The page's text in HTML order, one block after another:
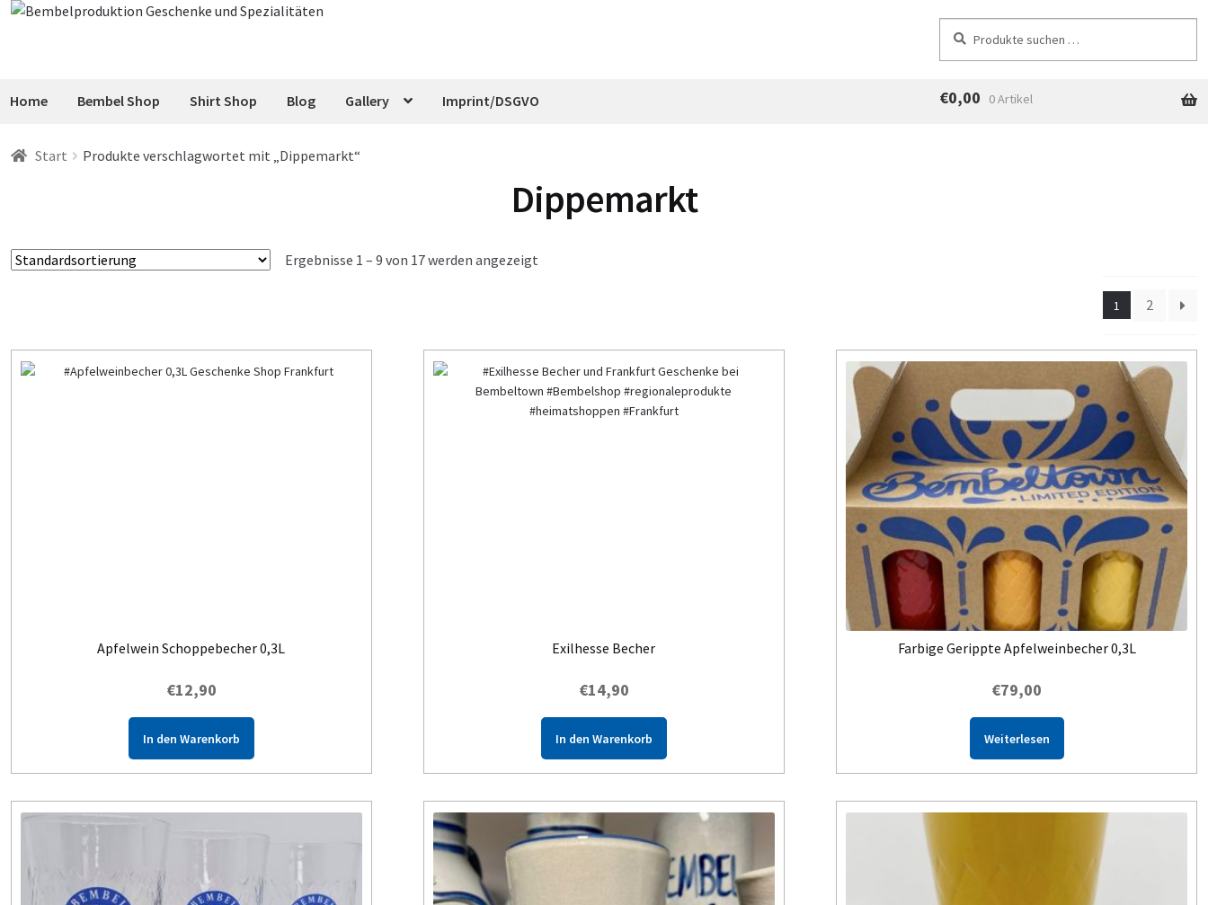
Zur
Zum
nach:
Home Bembel Shop Shirt Shop Blog Gallery Imprint/DSGVO €0,00 0 Artikel
Start Produkte verschlagwortet mit „Dippemarkt“
Dippemarkt
Ergebnisse 1 – 9 von 17 werden angezeigt
1 2
Apfelwein Schoppebecher 0,3L
€12,90
In den Warenkorb
Exilhesse Becher
€14,90
In den Warenkorb
Farbige Gerippte Apfelweinbecher 0,3L
€79,00
Weiterlesen